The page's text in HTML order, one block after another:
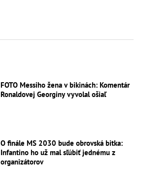
FOTO Messiho žena v bikinách: Komentár
Ronaldovej Georginy vyvolal ošiaľ
O finále MS 2030 bude obrovská bitka:
Infantino ho už mal sľúbiť jednému z
organizátorov